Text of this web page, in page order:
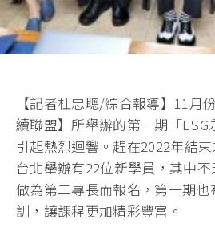
【記者杜忠聰/綜合報導】11月
續聯盟】所舉辦的第一期「ESG
引起熱烈迴響。趕在2022年結
台北舉辦有22位新學員，其中
做為第二專長而報名，第一期
訓，讓課程更加精彩豐富。